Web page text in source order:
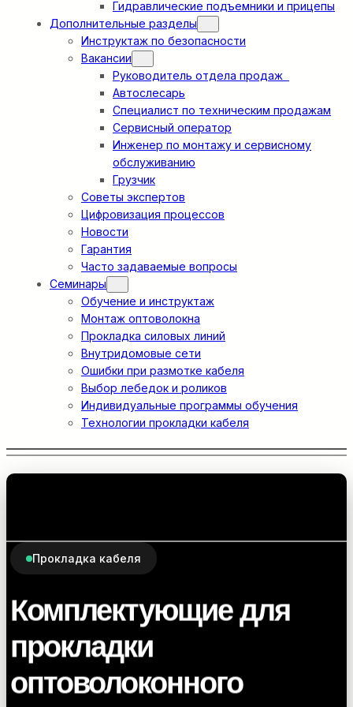
Гидравлические подъемники и прицепы
Дополнительные разделы
Инструктаж по безопасности
Вакансии
Руководитель отдела продаж
Автослесарь
Специалист по техническим продажам
Сервисный оператор
Инженер по монтажу и сервисному
обслуживанию
Грузчик
Советы экспертов
Цифровизация процессов
Новости
Гарантия
Часто задаваемые вопросы
Семинары
Обучение и инструктаж
Монтаж оптоволокна
Прокладка силовых линий
Внутридомовые сети
Ошибки при размотке кабеля
Выбор лебедок и роликов
Индивидуальные программы обучения
Технологии прокладки кабеля
Прокладка кабеля
Комплектующие для
прокладки
оптоволоконного